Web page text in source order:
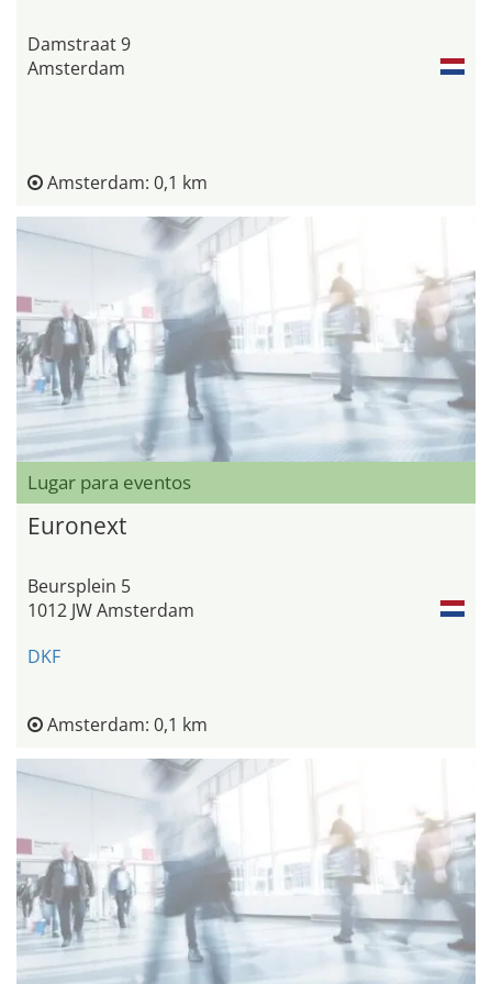
Damstraat 9
Amsterdam
Amsterdam: 0,1 km
Lugar para eventos
Euronext
Beursplein 5
1012 JW Amsterdam
DKF
Amsterdam: 0,1 km